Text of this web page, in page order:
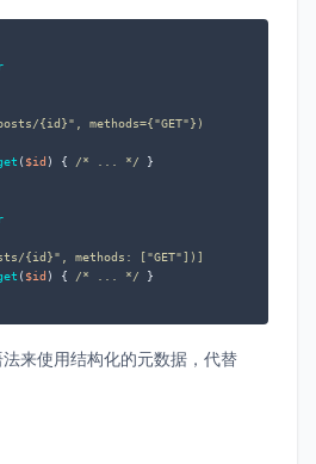
{id}", methods={"GET"})
( $id ) { /* ... */ }
{id}", methods: ["GET"])]
( $id ) { /* ... */ }
来使用结构化的元数据，代替